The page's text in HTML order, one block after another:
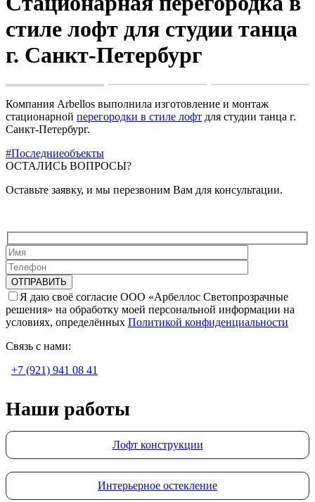
стиле лофт для студии танца
г. Санкт-Петербург
Компания Arbellos выполнила изготовление и монтаж
стационарной перегородки в стиле лофт для студии танца г.
Санкт-Петербург.
#Последниеобъекты
ОСТАЛИСЬ ВОПРОСЫ?
Оставьте заявку, и мы перезвоним Вам для консультации.
Я даю своё согласие ООО «Арбеллос Светопрозрачные
решения» на обработку моей персональной информации на
условиях, определённых Политикой конфиденциальности
Связь с нами:
+7 (921) 941 08 41
Наши работы
Лофт конструкции
Интерьерное остекление